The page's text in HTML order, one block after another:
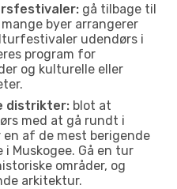
gå tilbage til
byer arrangerer
udendørs i
program for
og kulturelle eller
distrikter: blot at
med at gå rundt i
af de mest berigende
Muskogee. Gå en tur
områder, og
arkitektur.